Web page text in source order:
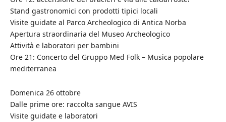
Stand gastronomici con prodotti tipici locali
Visite guidate al Parco Archeologico di Antica Norba
Apertura straordinaria del Museo Archeologico
Attività e laboratori per bambini
Ore 21: Concerto del Gruppo Med Folk – Musica popolare
mediterranea
Domenica 26 ottobre
Dalle prime ore: raccolta sangue AVIS
Visite guidate e laboratori